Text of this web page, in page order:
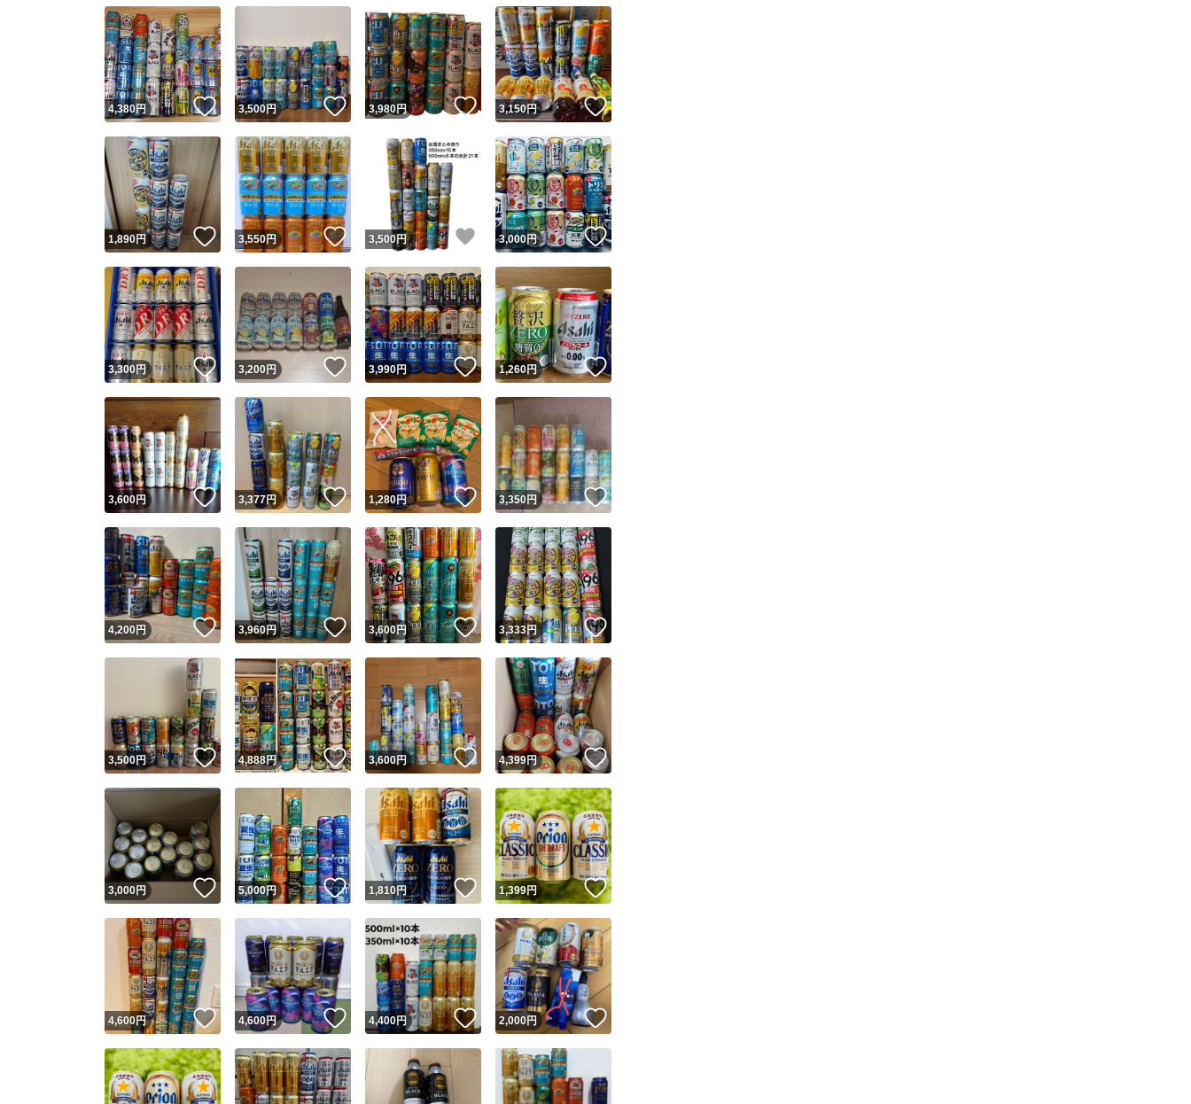
スピード&安心発送
※このバッジは実績に基づく表示であり、発送を保証しているものではありません
スピード＆安心発送
このユーザーは高頻度で24時間以内＆設定した発送日数内に発送してい
ます
スピード発送 このユーザーは高頻度で24時間以内に発送しています
安心発送 このユーザーは設定した発送日数内に発送しています
キャンセル
4,380円 いいね！
3,500円 いいね！
3,980円 いいね！
3,150円 いいね！
1,890円 いいね！
3,550円 いいね！
3,500円 いいね！
3,000円 いいね！
3,300円 いいね！
3,200円 いいね！
3,990円 いいね！
1,260円 いいね！
3,600円 いいね！
3,377円 いいね！
1,280円 いいね！
3,350円 いいね！
4,200円 いいね！
3,960円 いいね！
3,600円 いいね！
3,333円
3,500円 いいね！
4,888円 いいね！
3,600円 いいね！
4,399円 いいね！
3,000円 いいね！
5,000円 いいね！
1,810円 いいね！
1,399円 いいね！
4,600円 いいね！
4,600円 いいね！
4,400円 いいね！
2,000円